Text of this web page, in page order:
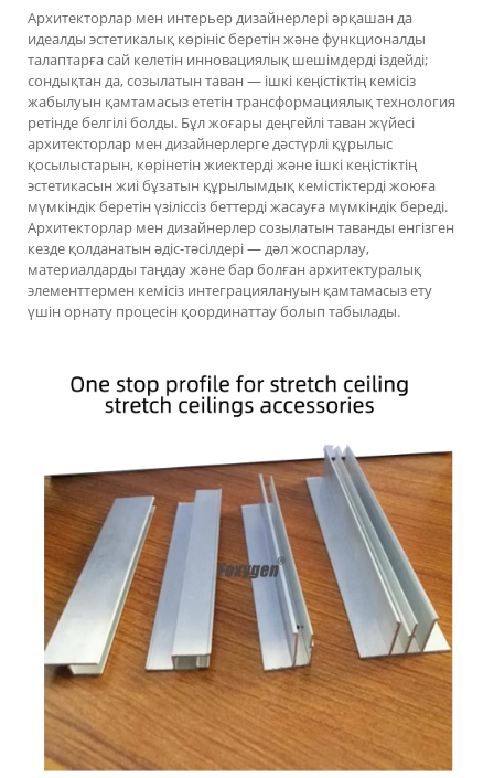
Архитекторлар мен интерьер дизайнерлері әрқашан да
идеалды эстетикалық көрініс беретін және функционалды
талаптарға сай келетін инновациялық шешімдерді іздейді;
сондықтан да, созылатын таван — ішкі кеңістіктің кемісіз
жабылуын қамтамасыз ететін трансформациялық технология
ретінде белгілі болды. Бұл жоғары деңгейлі таван жүйесі
архитекторлар мен дизайнерлерге дәстүрлі құрылыс
қосылыстарын, көрінетін жиектерді және ішкі кеңістіктің
эстетикасын жиі бұзатын құрылымдық кемістіктерді жоюға
мүмкіндік беретін үзіліссіз беттерді жасауға мүмкіндік береді.
Архитекторлар мен дизайнерлер созылатын таванды енгізген
кезде қолданатын әдіс-тәсілдері — дәл жоспарлау,
материалдарды таңдау және бар болған архитектуралық
элементтермен кемісіз интеграциялануын қамтамасыз ету
үшін орнату процесін қоординаттау болып табылады.